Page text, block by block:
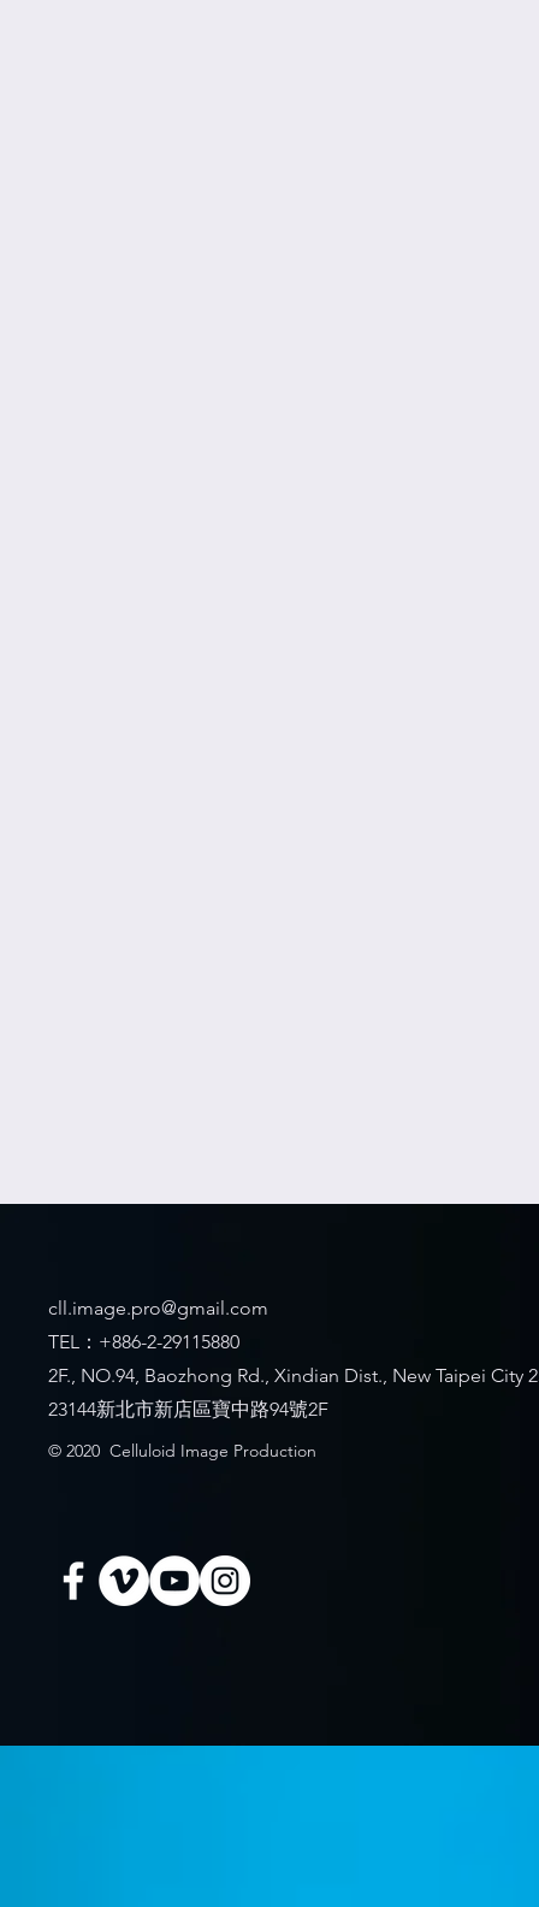
cll.image.pro@gmail.com
TEL：+886-2-29115880
2F., NO.94, Baozhong Rd., Xindian Dist., New Taipei City
23144新北市新店區寶中路94號2F
© 2020 Celluloid Image Production